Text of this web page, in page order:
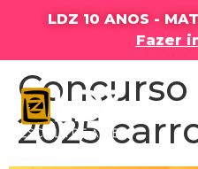
LDZ 10 ANOS -
Fazer
2025